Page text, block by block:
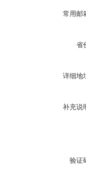
常用邮
省
详细地
补充说
验证